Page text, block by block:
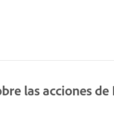
las acciones de